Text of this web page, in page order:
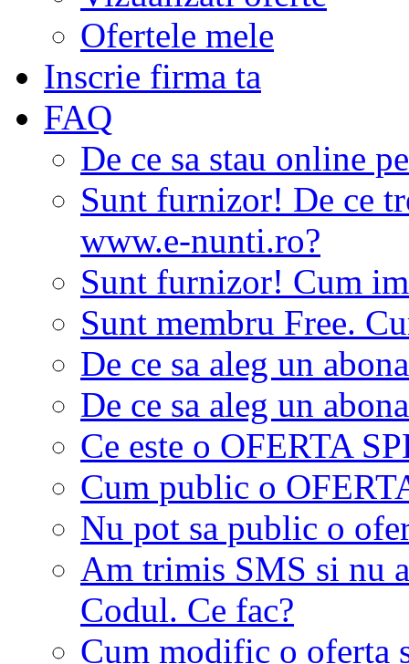
Ofertele mele
Inscrie firma ta
FAQ
De ce sa stau online
Sunt furnizor! De ce
www.e-nunti.ro?
Sunt furnizor! Cum
Sunt membru Free.
De ce sa aleg un
De ce sa aleg un
Ce este o OFERTA
Cum public o
Nu pot sa public o
Am trimis SMS si nu
Codul. Ce fac?
Cum modific o oferta